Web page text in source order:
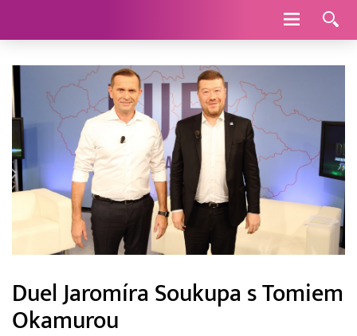
Navigace
Duel Jaromíra Soukupa s Tomiem
Okamurou